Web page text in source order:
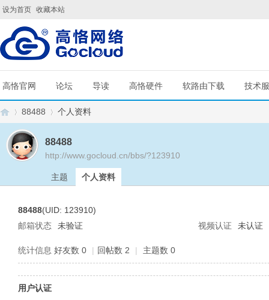
设为首页 收藏本站
高恪官网 论坛 导读 高恪硬件 软路由下载 技术
88488 个人资料
88488
http://www.gocloud.cn/bbs/?123910
主题 个人资料
88488(UID: 123910)
邮箱状态
未验证 视频认证 未认证
统计信息 好友数 0 | 回帖数 2 | 主题数 0
用户认证